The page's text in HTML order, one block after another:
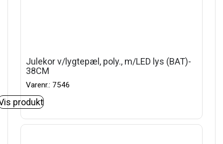
Julekor v/lygtepæl, poly., m/LED lys (BAT)-
38CM
Varenr.: 7546
produkt